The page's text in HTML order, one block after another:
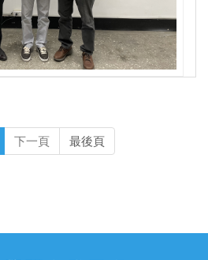
下一頁 最後頁